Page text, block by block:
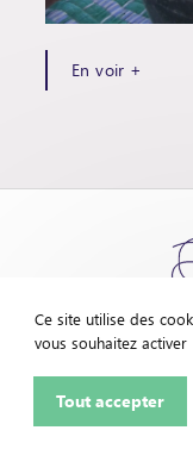
En voir +
Ce site utilise des
vous souhaitez activer
Tout accepter